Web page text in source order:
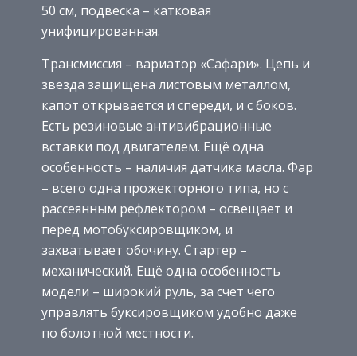
50 см, подвеска – катковая
унифицированная.
Трансмиссия – вариатор «Сафари». Цепь и
звезда защищена листовым металлом,
капот открывается и спереди, и с боков.
Есть резиновые антивибрационные
вставки под двигателем. Ещё одна
особенность – наличия датчика масла. Фар
– всего одна прожекторного типа, но с
рассеянным рефлектором – освещает и
перед мотобуксировщиком, и
захватывает обочину. Стартер –
механический. Ещё одна особенность
модели – широкий руль, за счет чего
управлять буксировщиком удобно даже
по болотной местности.